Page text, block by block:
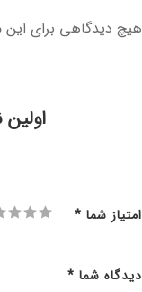
هیچ دیدگاهی برای
امتیاز شما *
دیدگاه شما *